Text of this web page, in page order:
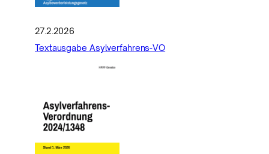
27.2.2026
Textausgabe Asylverfahrens-VO